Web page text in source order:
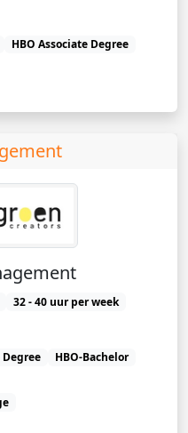
HBO Associate Degree
32 - 40 uur per week
Degree
HBO-Bachelor